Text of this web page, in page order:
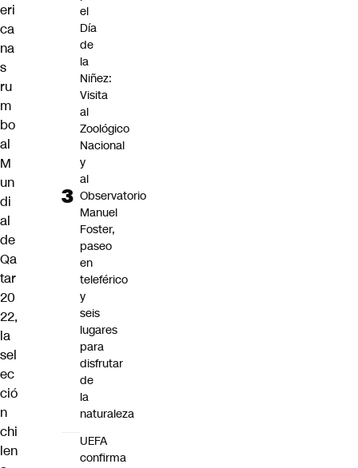
eri
ca
na
s
ru
m
bo
al
M
un
di
al
de
Qa
tar
20
22,
la
sel
ec
ció
n
chi
len
el
Día
de
la
Niñez:
Visita
al
Zoológico
Nacional
y
al
Observatorio
Manuel
Foster,
paseo
en
teleférico
y
seis
lugares
para
disfrutar
de
la
naturaleza
UEFA
confirma